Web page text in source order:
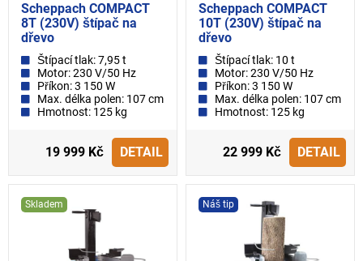
Scheppach COMPACT
8T (230V) štípač na
dřevo
Štípací tlak: 7,95 t
Motor: 230 V/50 Hz
Příkon: 3 150 W
Max. délka polen: 107 cm
Hmotnost: 125 kg
19 999 Kč DETAIL
Scheppach COMPACT
10T (230V) štípač na
dřevo
Štípací tlak: 10 t
Motor: 230 V/50 Hz
Příkon: 3 150 W
Max. délka polen: 107 cm
Hmotnost: 125 kg
22 999 Kč DETAIL
Skladem Náš tip